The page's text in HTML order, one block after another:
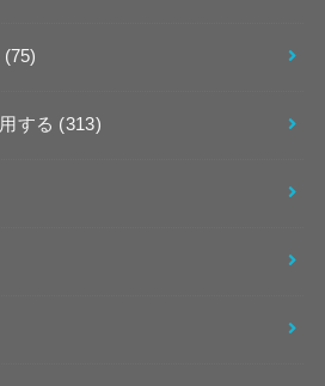
(75)
する (313)